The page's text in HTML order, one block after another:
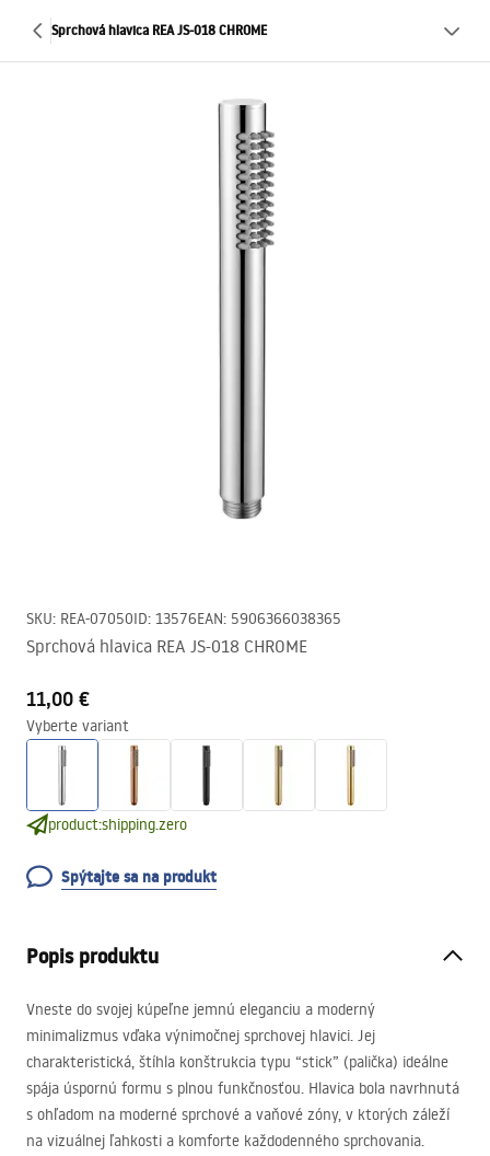
Sprchová hlavica REA JS-018 CHROME
SKU: REA-07050ID: 13576EAN: 5906366038365
Sprchová hlavica REA JS-018 CHROME
11,00 €
Vyberte variant
product:shipping.zero
Spýtajte sa na produkt
Popis produktu
Vneste do svojej kúpeľne jemnú eleganciu a moderný
minimalizmus vďaka výnimočnej sprchovej hlavici. Jej
charakteristická, štíhla konštrukcia typu “stick” (palička) ideálne
spája úspornú formu s plnou funkčnosťou. Hlavica bola navrhnutá
s ohľadom na moderné sprchové a vaňové zóny, v ktorých záleží
na vizuálnej ľahkosti a komforte každodenného sprchovania.